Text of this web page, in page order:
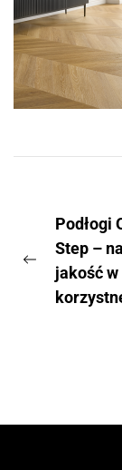
a
j
Podłogi
Step –
jakość w